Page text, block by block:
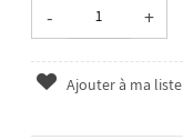
- +
Ajouter à ma liste